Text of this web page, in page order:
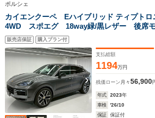
ポルシェ
カイエンクーペ Eハイブリッド ティプトロ
4WD スポエグ 18way緑/黒レザー 後席
TV 純正21AW ヘッドアップディスプレイ
ウンド リアアクスルステアリング
フトクローズドア ローンチヴィークル ワ
販売店保証 購入プラン付
支払総額
1194万円
残価ローン 月々56,900
年式 2023年
車検
'26/10
保証
保証付